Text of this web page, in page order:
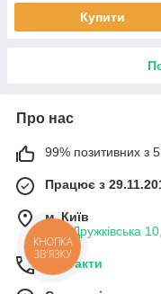
Купити
Про нас
99% позитивних з
Працює з
м. Київ
вул. Дружківська
Контакти
КНОПКА
ЗВ'ЯЗКУ